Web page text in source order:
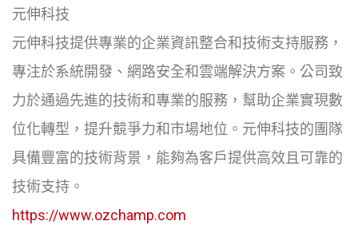
元伸科技
元伸科技提供專業的企業資訊整合和技術支持服務，
專注於系統開發、網路安全和雲端解決方案。公司致
力於通過先進的技術和專業的服務，幫助企業實現數
位化轉型，提升競爭力和市場地位。元伸科技的團隊
具備豐富的技術背景，能夠為客戶提供高效且可靠的
技術支持。
https://www.ozchamp.com